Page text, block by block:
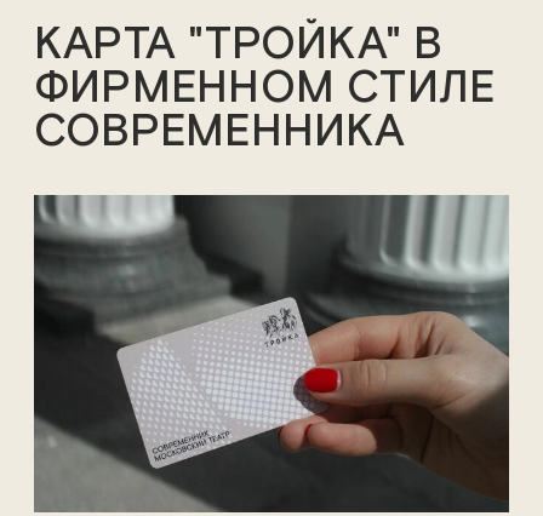
КАРТА "ТРОЙКА" В
ФИРМЕННОМ СТИЛЕ
СОВРЕМЕННИКА